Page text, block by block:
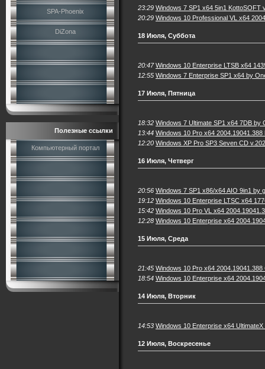
SPA-Phoenix
DiZona
Полезные ссылки
Компьютерный портал
23:29 Windows 7 SP1 x64 5in1 KottoSOFT
20:29 Windows 10 Professional VL x64
18 Июля, Суббота
20:47 Windows 10 Enterprise LTSB x64
12:55 Windows 7 Enterprise SP1 x64 by
17 Июля, Пятница
18:32 Windows 7 Ultimate SP1 x64 7DB by
13:44 Windows 10 Pro x64
12:20 Windows XP Pro SP3 Seven СD
16 Июля, Четверг
20:56 Windows 7 SP1 x86/x64 AIO 9in1 by
19:12 Windows 10 Enterprise LTSC x64
15:42 Windows 10 Pro VL x64
12:28 Windows 10 Enterprise x64
15 Июля, Среда
21:45 Windows 10 Pro x64 2004.19041.388
18:54 Windows 10 Enterprise x64
14 Июля, Вторник
14:53 Windows 10 Enterprise x64
12 Июля, Воскресенье